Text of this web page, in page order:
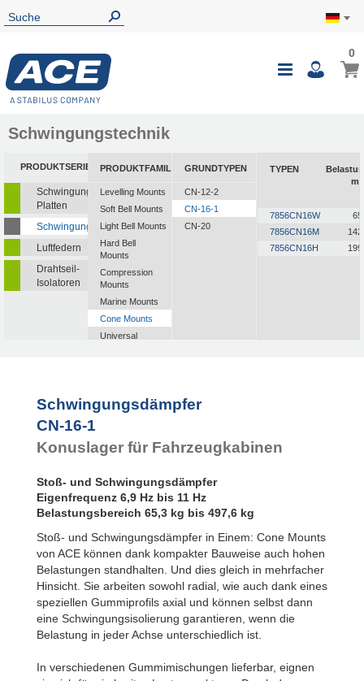
0
Schwingungstechnik
PRODUKTSERIEN
Schwingungsisolierende
Platten
Schwingungsdämpfer
Luftfedern
Drahtseil-
Isolatoren
PRODUKTFAMILIEN
Levelling Mounts
Soft Bell Mounts
Light Bell Mounts
Hard Bell
Mounts
Compression
Mounts
Marine Mounts
Cone Mounts
Universal
Flex Locs
GRUNDTYPEN
CN-12-2
CN-16-1
CN-20
TYPEN
7856CN16W
7856CN16M
7856CN16H
Schwingungsdämpfer
CN-16-1
Konuslager für Fahrzeugkabinen
Stoß- und Schwingungsdämpfer
Eigenfrequenz 6,9 Hz bis 11 Hz
Belastungsbereich 65,3 kg bis 497,6 kg
Stoß- und Schwingungsdämpfer in Einem: Cone Mounts
von ACE können dank kompakter Bauweise auch hohen
Belastungen standhalten. Und dies gleich in mehrfacher
Hinsicht. Sie arbeiten sowohl radial, wie auch dank eines
speziellen Gummiprofils axial und können selbst dann
eine Schwingungsisolierung garantieren, wenn die
Belastung in jeder Achse unterschiedlich ist.
In verschiedenen Gummimischungen lieferbar, eignen